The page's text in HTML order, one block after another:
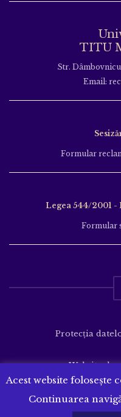
TITU
Str.
Email:
Formular
Legea 544/2001 -
Formular
Protecția
Website
Acest website
Continuarea